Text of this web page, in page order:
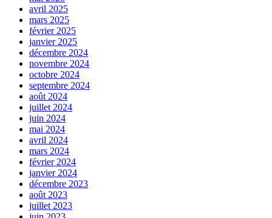
avril 2025
mars 2025
février 2025
janvier 2025
décembre 2024
novembre 2024
octobre 2024
septembre 2024
août 2024
juillet 2024
juin 2024
mai 2024
avril 2024
mars 2024
février 2024
janvier 2024
décembre 2023
août 2023
juillet 2023